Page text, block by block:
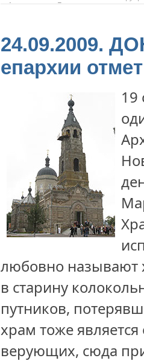
24.09.2009.
епархии
19
любовно называют
в старину
путников,
храм тоже
верующих, сюда